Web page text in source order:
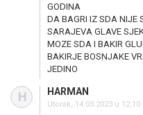
GODINA
DA BAGRI IZ SDA NIJE
SARAJEVA GLAVE
MOZE SDA I BAKIR
BAKIRJE BOSNJAKE
JEDINO
H HARMAN
Utorak, 14.03.2023 u 12:10